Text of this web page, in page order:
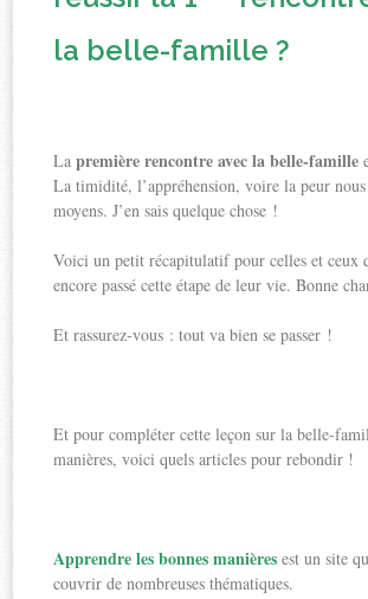
la belle-famille ?
Lapremière rencontre avec la belle-famille
La timidité, l’appréhension, voire la peur
moyens. J’en sais quelque chose !
Voici un petit récapitulatif pour celles et ceux
encore passé cette étape de leur vie. Bonne
Et rassurez-vous : tout va bien se passer !
Et pour compléter cette leçon sur la belle-
manières, voici quels articles pour rebondir !
Apprendre les bonnes manières est un site
couvrir de nombreuses thématiques.